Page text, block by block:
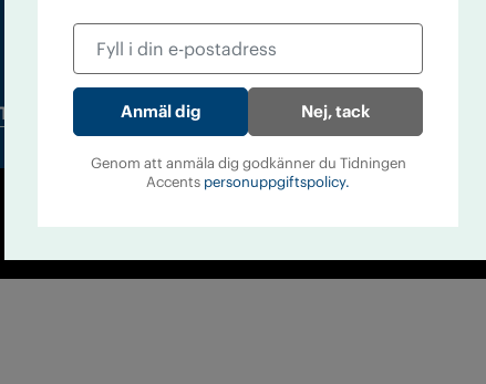
Tidningsarkiv In English Nej, tack
Genom att anmäla dig godkänner du Tidningen
Accents personuppgiftspolicy.